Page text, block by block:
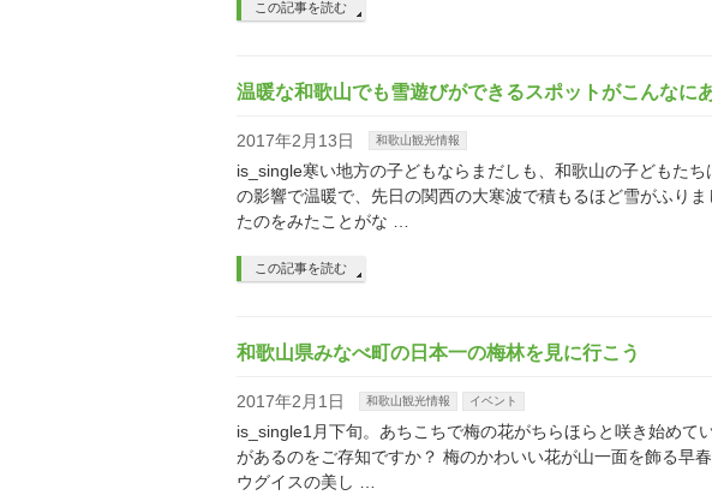
この記事を読む
温暖な和歌山でも雪遊びができるスポットがこんなに
2017年2月13日 和歌山観光情報
is_single寒い地方の子どもならまだしも、和歌山の子どもた
の影響で温暖で、先日の関西の大寒波で積もるほど雪がふり
たのをみたことがな …
この記事を読む
和歌山県みなべ町の日本一の梅林を見に行こう
2017年2月1日 和歌山観光情報 イベント
is_single1月下旬。あちこちで梅の花がちらほらと咲き始めて
があるのをご存知ですか？ 梅のかわいい花が山一面を飾る早
ウグイスの美し …